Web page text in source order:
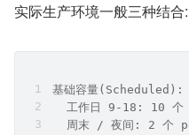
实际生产环境一般三种结合:
基础容量(Scheduled):
工作日 9-18: 10 个
周末 / 夜间: 2 个